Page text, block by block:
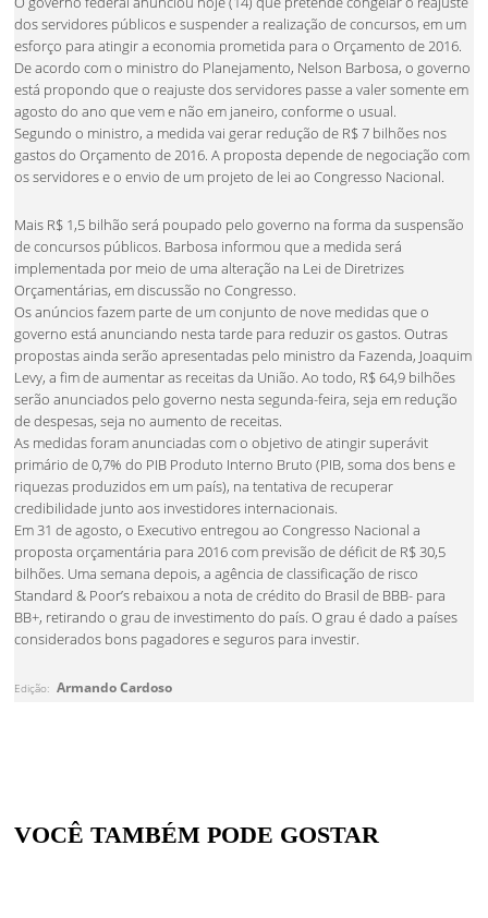
dos servidores públicos e suspender a realização de concursos, em um
esforço para atingir a economia prometida para o Orçamento de 2016.
De acordo com o ministro do Planejamento, Nelson Barbosa, o governo
está propondo que o reajuste dos servidores passe a valer somente em
agosto do ano que vem e não em janeiro, conforme o usual.
Segundo o ministro, a medida vai gerar redução de R$ 7 bilhões nos
gastos do Orçamento de 2016. A proposta depende de negociação com
os servidores e o envio de um projeto de lei ao Congresso Nacional.
Mais R$ 1,5 bilhão será poupado pelo governo na forma da suspensão
de concursos públicos. Barbosa informou que a medida será
implementada por meio de uma alteração na Lei de Diretrizes
Orçamentárias, em discussão no Congresso.
Os anúncios fazem parte de um conjunto de nove medidas que o
governo está anunciando nesta tarde para reduzir os gastos. Outras
propostas ainda serão apresentadas pelo ministro da Fazenda, Joaquim
Levy, a fim de aumentar as receitas da União. Ao todo, R$ 64,9 bilhões
serão anunciados pelo governo nesta segunda-feira, seja em redução
de despesas, seja no aumento de receitas.
As medidas foram anunciadas com o objetivo de atingir superávit
primário de 0,7% do PIB Produto Interno Bruto (PIB, soma dos bens e
riquezas produzidos em um país), na tentativa de recuperar
credibilidade junto aos investidores internacionais.
Em 31 de agosto, o Executivo entregou ao Congresso Nacional a
proposta orçamentária para 2016 com previsão de déficit de R$ 30,5
bilhões. Uma semana depois, a agência de classificação de risco
Standard & Poor’s rebaixou a nota de crédito do Brasil de BBB- para
BB+, retirando o grau de investimento do país. O grau é dado a países
considerados bons pagadores e seguros para investir.
Edição: Armando Cardoso
VOCÊ TAMBÉM PODE GOSTAR